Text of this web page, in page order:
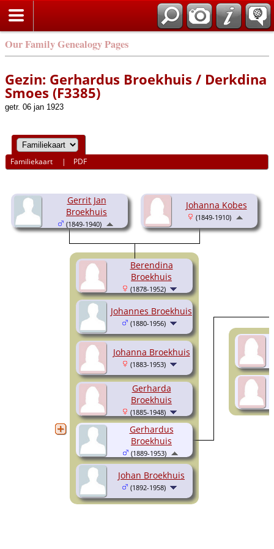
Our Family Genealogy Pages
Gezin: Gerhardus Broekhuis / Derkdina
Smoes (F3385)
getr. 06 jan 1923
Familiekaart | PDF
Gerrit Jan
Broekhuis
(1849-1940)
Johanna Kobes
(1849-1910)
Berendina
Broekhuis
(1878-1952)
Johannes Broekhuis
(1880-1956)
Johanna Broekhuis
(1883-1953)
Gerharda
Broekhuis
(1885-1948)
Johan Broekhuis
(1892-1958)
Gerhardus
Broekhuis
(1889-1953)